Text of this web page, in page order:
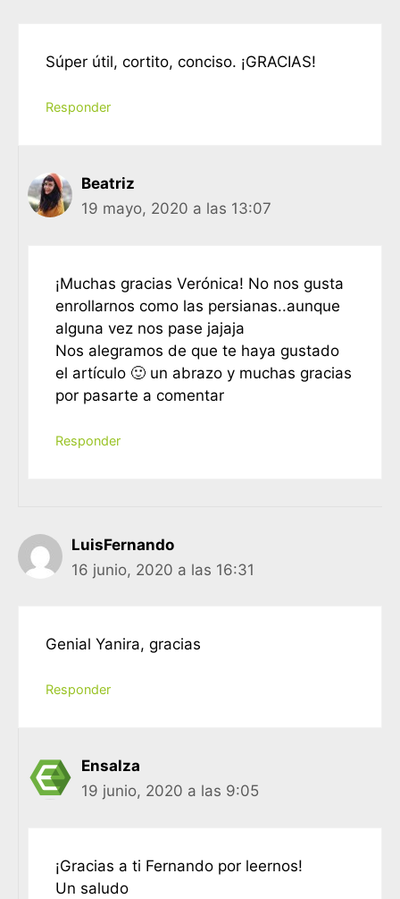
Súper útil, cortito, conciso. ¡GRACIAS!
Responder
Beatriz
19 mayo, 2020 a las 13:07
¡Muchas gracias Verónica! No nos gusta
enrollarnos como las persianas..aunque
alguna vez nos pase jajaja
Nos alegramos de que te haya gustado
el artículo 🙂 un abrazo y muchas gracias
por pasarte a comentar
Responder
LuisFernando
16 junio, 2020 a las 16:31
Genial Yanira, gracias
Responder
Ensalza
19 junio, 2020 a las 9:05
¡Gracias a ti Fernando por leernos!
Un saludo